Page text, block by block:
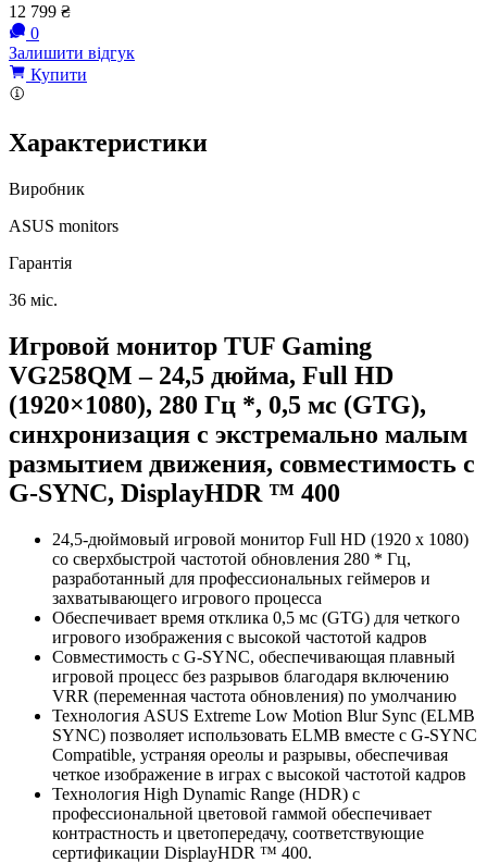
12 799 ₴
0
Залишити відгук
Купити
Характеристики
Виробник
ASUS monitors
Гарантія
36 міс.
Игровой монитор TUF Gaming
VG258QM – 24,5 дюйма, Full HD
(1920×1080), 280 Гц *, 0,5 мс (GTG),
синхронизация с экстремально малым
размытием движения, совместимость с
G-SYNC, DisplayHDR ™ 400
24,5-дюймовый игровой монитор Full HD (1920 x 1080)
со сверхбыстрой частотой обновления 280 * Гц,
разработанный для профессиональных геймеров и
захватывающего игрового процесса
Обеспечивает время отклика 0,5 мс (GTG) для четкого
игрового изображения с высокой частотой кадров
Совместимость с G-SYNC, обеспечивающая плавный
игровой процесс без разрывов благодаря включению
VRR (переменная частота обновления) по умолчанию
Технология ASUS Extreme Low Motion Blur Sync (ELMB
SYNC) позволяет использовать ELMB вместе с G-SYNC
Compatible, устраняя ореолы и разрывы, обеспечивая
четкое изображение в играх с высокой частотой кадров
Технология High Dynamic Range (HDR) с
профессиональной цветовой гаммой обеспечивает
контрастность и цветопередачу, соответствующие
сертификации DisplayHDR ™ 400.